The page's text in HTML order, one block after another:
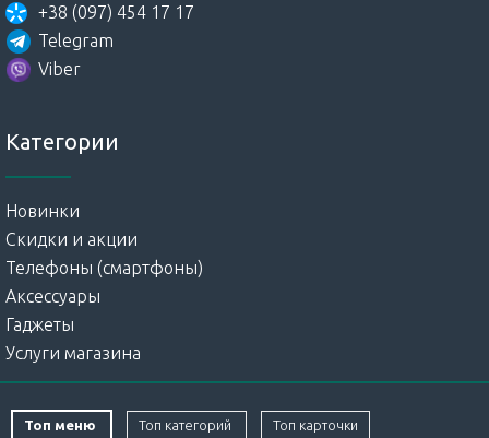
+38 (097) 454 17 17
Telegram
Viber
Категории
Новинки
Скидки и акции
Телефоны (смартфоны)
Аксессуары
Гаджеты
Услуги магазина
Топ меню Топ категорий Топ карточки